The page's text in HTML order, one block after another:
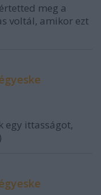
meg a
voltál, amikor ezt
egy ittasságot,